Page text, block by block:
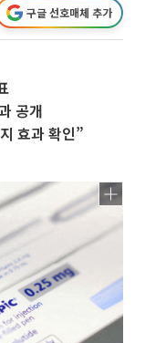
구글 선호매체 추가
공개
효과 확인”